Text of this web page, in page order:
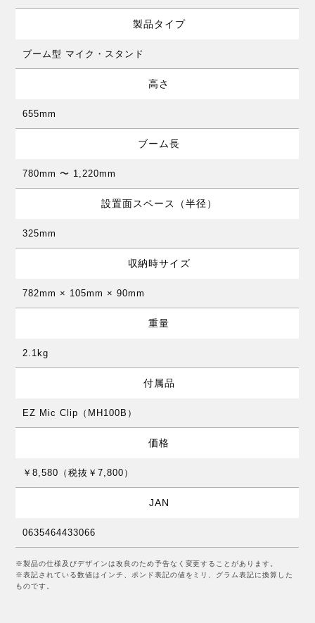
製品タイプ
ブーム型 マイク・スタンド
高さ
655mm
ブーム長
780mm 〜 1,220mm
設置面スペース（半径）
325mm
収納時サイズ
782mm × 105mm × 90mm
重量
2.1kg
付属品
EZ Mic Clip（MH100B）
価格
￥8,580（税抜￥7,800）
JAN
0635464433066
※製品の仕様及びデザインは改良のため予告なく変更することがあります。
※表記されている数値はインチ、ポンド表記の値をミリ、グラム表記に換算した
ものです。